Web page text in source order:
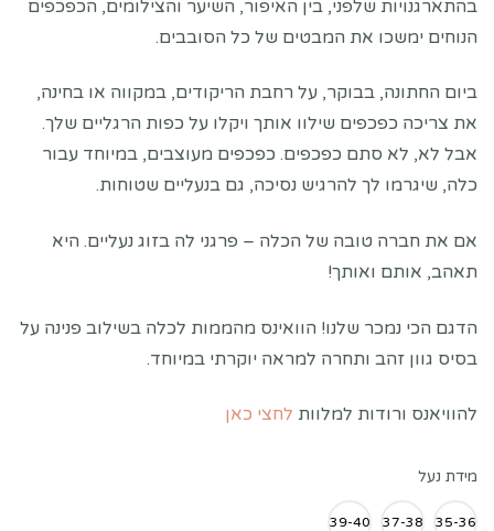
בהתארגנויות שלפני, בין האיפור, השיער והצילומים, הכפכפים
הנוחים ימשכו את המבטים של כל הסובבים.
ביום החתונה, בבוקר, על רחבת הריקודים, במקווה או בחינה,
את צריכה כפכפים שילוו אותך ויקלו על כפות הרגליים שלך.
אבל לא, לא סתם כפכפים. כפכפים מעוצבים, במיוחד עבור
כלה, שיגרמו לך להרגיש נסיכה, גם בנעליים שטוחות.
אם את חברה טובה של הכלה – פרגני לה בזוג נעליים. היא
תאהב, אותם ואותך!
הדגם הכי נמכר שלנו! הוואינס מהממות לכלה בשילוב פנינה על
בסיס גוון זהב ותחרה למראה יוקרתי במיוחד.
להוויאנס ורודות למלוות לחצי כאן
מידת נעל
35-36
37-38
39-40